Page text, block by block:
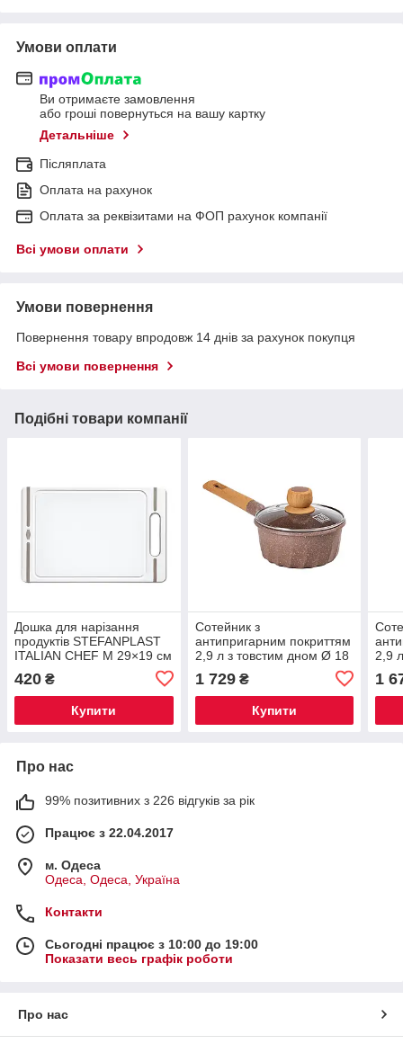
Умови оплати
Ви отримаєте замовлення
або гроші повернуться на вашу картку
Детальніше
Післяплата
Оплата на рахунок
Оплата за реквізитами на ФОП рахунок компанії
Всі умови оплати
Умови повернення
Повернення товару впродовж 14 днів за рахунок покупця
Всі умови повернення
Подібні товари компанії
Дошка для нарізання
продуктів STEFANPLAST
ITALIAN CHEF M 29×19 см
кухонна обробна дошка
для овочів, м'яса
420 ₴
Купити
Сотейник з
антипригарним покриттям
2,9 л з товстим дном Ø 18
1 729₴
Купити
2,9
1
Про нас
99% позитивних з 226 відгуків за рік
Працює з 22.04.2017
м. Одеса
Одеса, Одеса, Україна
Контакти
Сьогодні працює з 10:00 до 19:00
Показати весь графік роботи
Про нас